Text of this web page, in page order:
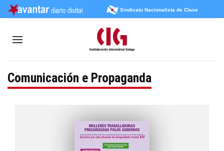
Sindicato Nacionalista de Clase
Comunicación e Propaganda